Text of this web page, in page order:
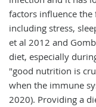
factors influence
including stress,
et al 2012 and
diet, especially
"good nutrition is
when the immune
2020). Providing a